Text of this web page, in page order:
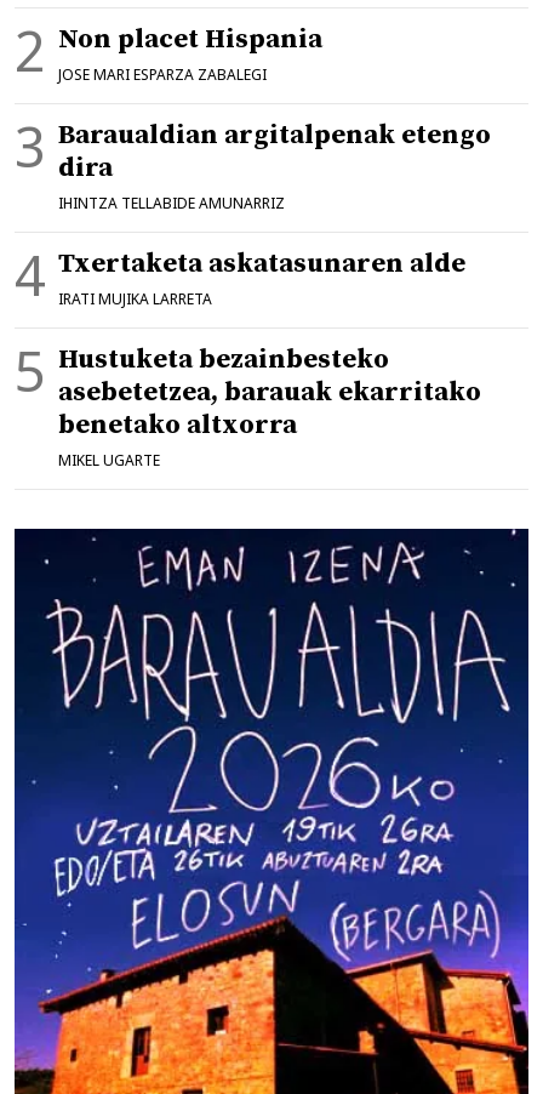
Non placet Hispania
JOSE MARI ESPARZA ZABALEGI
Baraualdian argitalpenak etengo
dira
IHINTZA TELLABIDE AMUNARRIZ
Txertaketa askatasunaren alde
IRATI MUJIKA LARRETA
Hustuketa bezainbesteko
asebetetzea, barauak ekarritako
benetako altxorra
MIKEL UGARTE